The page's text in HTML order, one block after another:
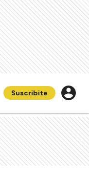
Suscribite